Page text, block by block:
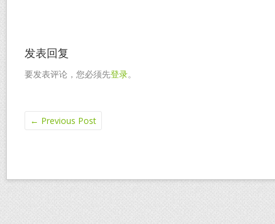
发表回复
要发表评论，您必须先登录。
← Previous Post